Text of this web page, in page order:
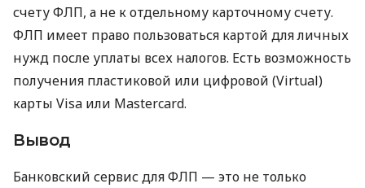
счету ФЛП, а не к отдельному карточному счету.
ФЛП имеет право пользоваться картой для личных
нужд после уплаты всех налогов. Есть возможность
получения пластиковой или цифровой (Virtual)
карты Visa или Mastercard.
Вывод
Банковский сервис для ФЛП — это не только